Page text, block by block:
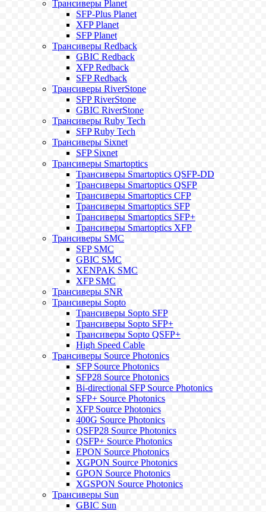
Трансиверы Planet
SFP-Plus Planet
XFP Planet
SFP Planet
Трансиверы Redback
GBIC Redback
XFP Redback
SFP Redback
Трансиверы RiverStone
SFP RiverStone
GBIC RiverStone
Трансиверы Ruby Tech
SFP Ruby Tech
Трансиверы Sixnet
SFP Sixnet
Трансиверы Smartoptics
Трансиверы Smartoptics QSFP-DD
Трансиверы Smartoptics QSFP
Трансиверы Smartoptics CFP
Трансиверы Smartoptics SFP
Трансиверы Smartoptics SFP+
Трансиверы Smartoptics XFP
Трансиверы SMC
SFP SMC
GBIC SMC
XENPAK SMC
XFP SMC
Трансиверы SNR
Трансиверы Sopto
Трансиверы Sopto SFP
Трансиверы Sopto SFP+
Трансиверы Sopto QSFP+
High Speed Cable
Трансиверы Source Photonics
SFP Source Photonics
SFP28 Source Photonics
Bi-directional SFP Source Photonics
SFP+ Source Photonics
XFP Source Photonics
400G Source Photonics
QSFP28 Source Photonics
QSFP+ Source Photonics
EPON Source Photonics
XGPON Source Photonics
GPON Source Photonics
XGSPON Source Photonics
Трансиверы Sun
GBIC Sun